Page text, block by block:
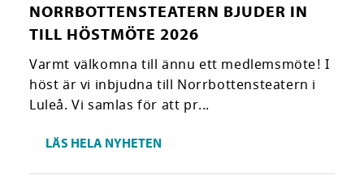
NORRBOTTENSTEATERN BJUDER IN
TILL HÖSTMÖTE 2026
Varmt välkomna till ännu ett medlemsmöte! I
höst är vi inbjudna till Norrbottensteatern i
Luleå. Vi samlas för att pr...
LÄS HELA NYHETEN